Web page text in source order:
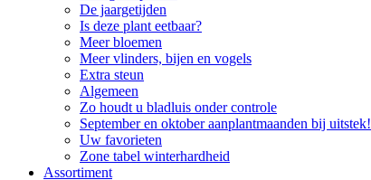
De jaargetijden
Is deze plant eetbaar?
Meer bloemen
Meer vlinders, bijen en vogels
Extra steun
Algemeen
Zo houdt u bladluis onder controle
September en oktober aanplantmaanden bij uitstek!
Uw favorieten
Zone tabel winterhardheid
Assortiment